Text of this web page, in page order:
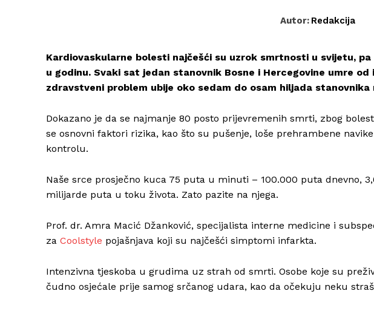
Autor: Redakcija
Kardiovaskularne bolesti najčešći su uzrok smrtnosti u svijetu,
u godinu. Svaki sat jedan stanovnik Bosne i Hercegovine umre
zdravstveni problem ubije oko sedam do osam hiljada stanovnika
Dokazano je da se najmanje 80 posto prijevremenih smrti, zbog
se osnovni faktori rizika, kao što su pušenje, loše prehrambene
kontrolu.
Naše srce prosječno kuca 75 puta u minuti – 100.000 puta dnevno,
milijarde puta u toku života. Zato pazite na njega.
Prof. dr. Amra Macić Džanković, specijalista interne medicine i
za Coolstyle pojašnjava koji su najčešći simptomi infarkta.
Intenzivna tjeskoba u grudima uz strah od smrti. Osobe koje su
čudno osjećale prije samog srčanog udara, kao da očekuju neku